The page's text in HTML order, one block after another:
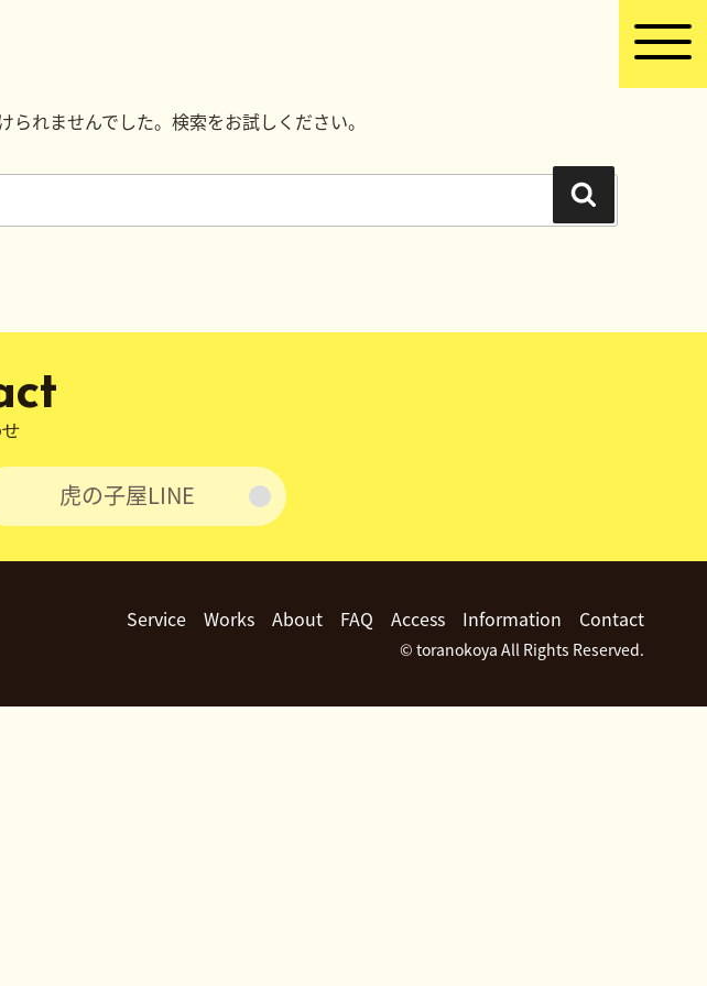
られませんでした。検索をお試しください。
索
虎の子屋LINE
Service Works About FAQ Access Information Contact
© toranokoya All Rights Reserved.